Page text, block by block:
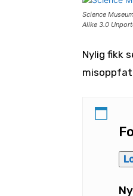
Science
Alike 3.0
Nylig fikk